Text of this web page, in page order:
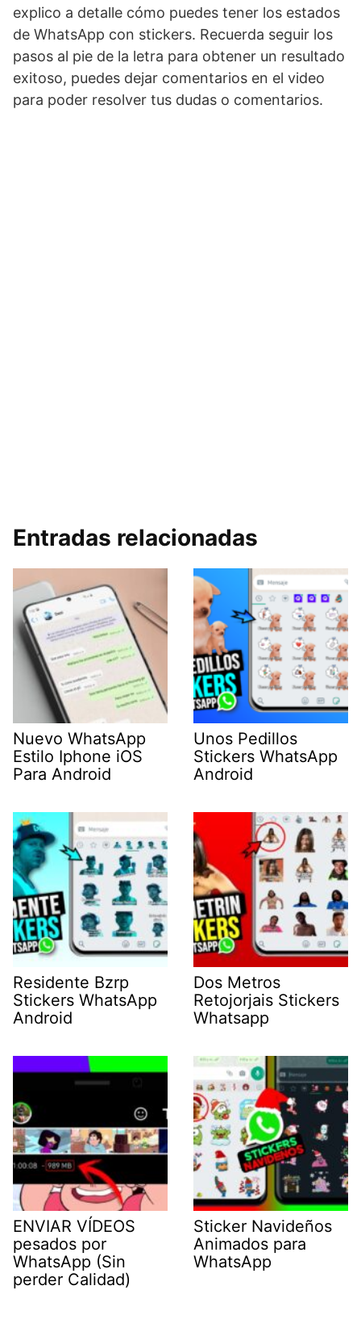
explico a detalle cómo puedes tener los estados
de WhatsApp con stickers. Recuerda seguir los
pasos al pie de la letra para obtener un resultado
exitoso, puedes dejar comentarios en el video
para poder resolver tus dudas o comentarios.
Entradas relacionadas
Nuevo WhatsApp
Estilo Iphone iOS
Para Android
Unos Pedillos
Stickers WhatsApp
Android
Residente Bzrp
Stickers WhatsApp
Android
Dos Metros
Retojorjais Stickers
Whatsapp
ENVIAR VÍDEOS
pesados por
WhatsApp (Sin
perder Calidad)
Sticker Navideños
Animados para
WhatsApp